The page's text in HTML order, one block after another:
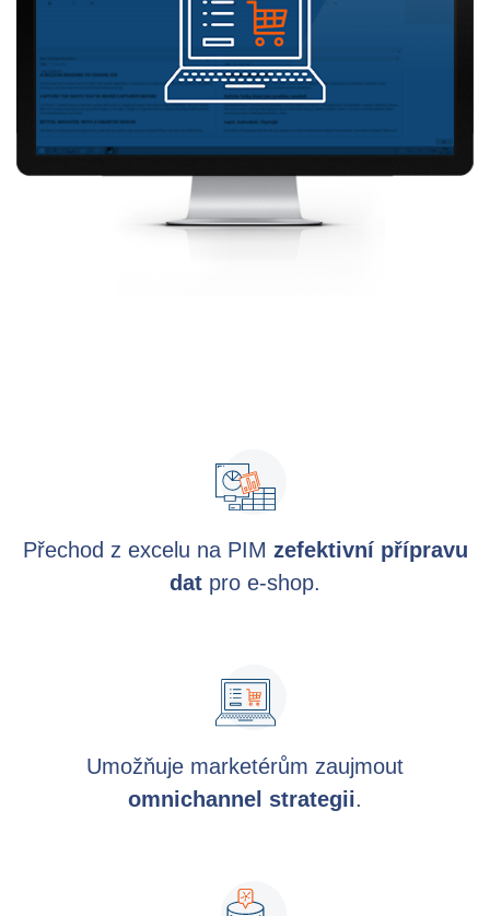
Případy použití
PIM
DAM
Catalog Management
Přechod z excelu na PIM zefektivní přípravu
dat pro e-shop.
Umožňuje marketérům zaujmout
omnichannel strategii.